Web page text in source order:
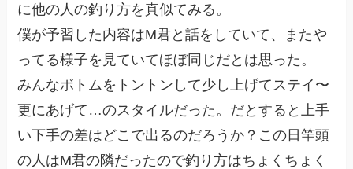
に他の人の釣り方を真似てみる。
僕が予習した内容はM君と話をしていて、またや
ってる様子を見ていてほぼ同じだとは思った。
みんなボトムをトントンして少し上げてステイ〜
更にあげて…のスタイルだった。だとすると上手
い下手の差はどこで出るのだろうか？この日竿頭
の人はM君の隣だったので釣り方はちょくちょく